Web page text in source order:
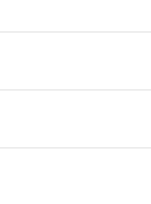
RUS